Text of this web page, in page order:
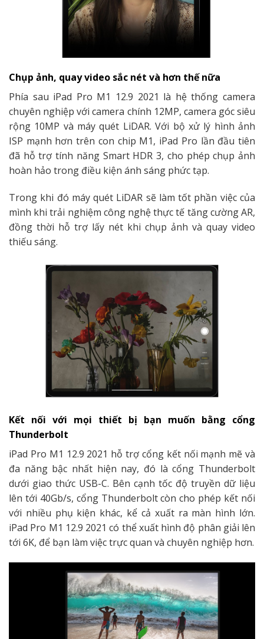
Chụp ảnh, quay video sắc nét và hơn thế nữa
Phía sau iPad Pro M1 12.9 2021 là hệ thống camera
chuyên nghiệp với camera chính 12MP, camera góc siêu
rộng 10MP và máy quét LiDAR. Với bộ xử lý hình ảnh
ISP mạnh hơn trên con chip M1, iPad Pro lần đầu tiên
đã hỗ trợ tính năng Smart HDR 3, cho phép chụp ảnh
hoàn hảo trong điều kiện ánh sáng phức tạp.
Trong khi đó máy quét LiDAR sẽ làm tốt phần việc của
mình khi trải nghiệm công nghệ thực tế tăng cường AR,
đồng thời hỗ trợ lấy nét khi chụp ảnh và quay video
thiếu sáng.
Kết nối với mọi thiết bị bạn muốn bằng cổng
Thunderbolt
iPad Pro M1 12.9 2021 hỗ trợ cổng kết nối mạnh mẽ và
đa năng bậc nhất hiện nay, đó là cổng Thunderbolt
dưới giao thức USB-C. Bên cạnh tốc độ truyền dữ liệu
lên tới 40Gb/s, cổng Thunderbolt còn cho phép kết nối
với nhiều phụ kiện khác, kể cả xuất ra màn hình lớn.
iPad Pro M1 12.9 2021 có thể xuất hình độ phân giải lên
tới 6K, để bạn làm việc trực quan và chuyên nghiệp hơn.